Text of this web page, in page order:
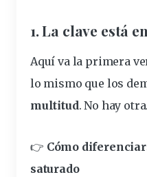
1. La clave está
Aquí va la primera
lo mismo que los
multitud. No hay otra.
👉 Cómo
saturado